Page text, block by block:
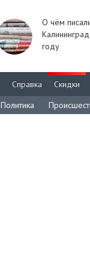
О чём
году
Справка Скидки
Политика